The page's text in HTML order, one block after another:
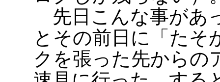
先日こんな事があ
とその前日に「たそ
クを張った先からの